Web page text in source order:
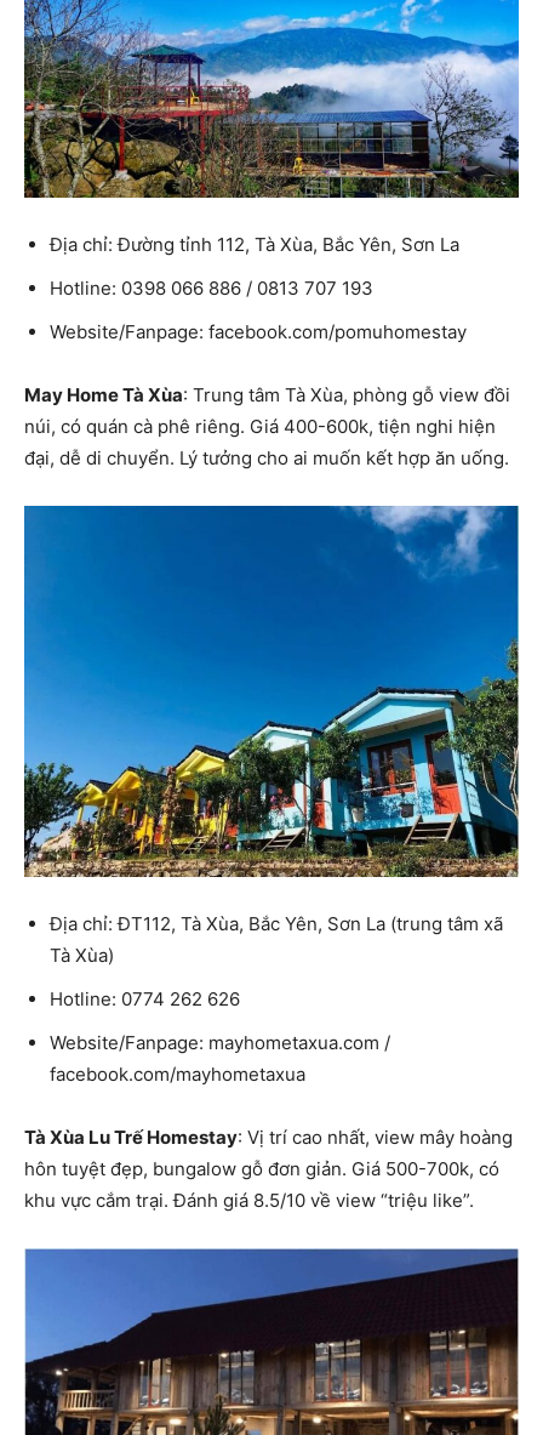
Địa chỉ: Đường tỉnh 112, Tà Xùa, Bắc Yên, Sơn La
Hotline: 0398 066 886 / 0813 707 193
Website/Fanpage: facebook.com/pomuhomestay
May Home Tà Xùa: Trung tâm Tà Xùa, phòng gỗ view đồi
núi, có quán cà phê riêng. Giá 400-600k, tiện nghi hiện
đại, dễ di chuyển. Lý tưởng cho ai muốn kết hợp ăn uống.
Địa chỉ: ĐT112, Tà Xùa, Bắc Yên, Sơn La (trung tâm xã
Tà Xùa)
Hotline: 0774 262 626
Website/Fanpage: mayhometaxua.com /
facebook.com/mayhometaxua
Tà Xùa Lu Trế Homestay: Vị trí cao nhất, view mây hoàng
hôn tuyệt đẹp, bungalow gỗ đơn giản. Giá 500-700k, có
khu vực cắm trại. Đánh giá 8.5/10 về view “triệu like”.